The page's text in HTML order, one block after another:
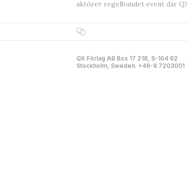
aktörer regelbundet event där
QX Förlag AB Box 17 218, S-104 62
Stockholm, Sweden. +46-8 7203001